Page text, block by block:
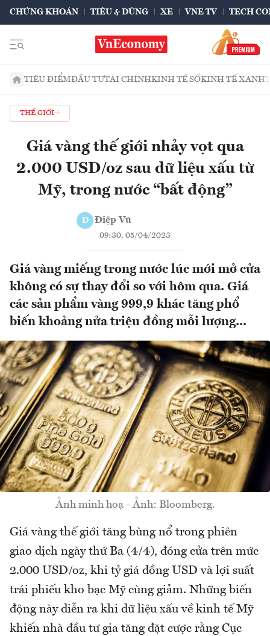
CHỨNG KHOÁN TIÊU & DÙNG XE VNE TV TECH
TIÊU ĐIỂMĐẦU TƯTÀI CHÍNHKINH TẾ SỐKINH TẾ XANH
THẾ GIỚI
Giá vàng thế giới nhảy vọt qua
2.000 USD/oz sau dữ liệu xấu từ
Mỹ, trong nước “bất động”
Đ Điệp Vũ
09:30, 05/04/2023
Giá vàng miếng trong nước lúc mới mở cửa
không có sự thay đổi so với hôm qua. Giá
các sản phẩm vàng 999,9 khác tăng phổ
biến khoảng nửa triệu đồng mỗi lượng...
Ảnh minh hoạ - Ảnh: Bloomberg.
Giá vàng thế giới tăng bùng nổ trong phiên
giao dịch ngày thứ Ba (4/4), đóng cửa trên mức
2.000 USD/oz, khi tỷ giá đồng USD và lợi suất
trái phiếu kho bạc Mỹ cùng giảm. Những biến
động này diễn ra khi dữ liệu xấu về kinh tế Mỹ
khiến nhà đầu tư gia tăng đặt cược rằng Cục